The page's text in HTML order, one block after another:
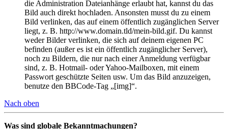
die Administration Dateianhänge erlaubt hat, kannst du das
Bild auch direkt hochladen. Ansonsten musst du zu einem
Bild verlinken, das auf einem öffentlich zugänglichen Server
liegt, z. B. http://www.domain.tld/mein-bild.gif. Du kannst
weder Bilder verlinken, die sich auf deinem eigenen PC
befinden (außer es ist ein öffentlich zugänglicher Server),
noch zu Bildern, die nur nach einer Anmeldung verfügbar
sind, z. B. Hotmail- oder Yahoo-Mailboxen, mit einem
Passwort geschützte Seiten usw. Um das Bild anzuzeigen,
benutze den BBCode-Tag „[img]“.
Nach oben
Was sind globale Bekanntmachungen?